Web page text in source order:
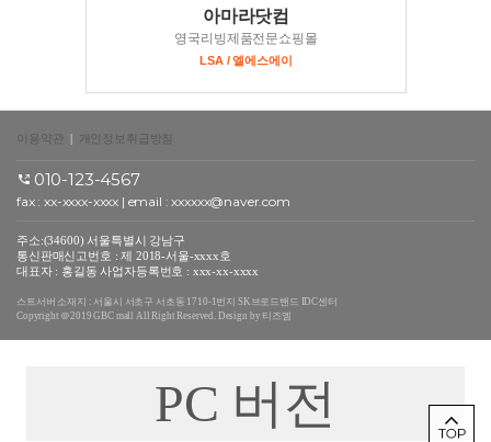
아마라닷컴
영국리빙제품전문쇼핑몰
LSA / 엘에스에이
이용약관 | 개인정보취급방침
010-123-4567
fax : xx-xxxx-xxxx | email : xxxxxx@naver.com
주소:(34600) 서울특별시 강남구
통신판매신고번호 : 제 2018-서울-xxxx호
대표자 : 홍길동 사업자등록번호 : xxx-xx-xxxx
스트서버 소재지 : 서울시 서초구 서초동 1710-1번지 SK브로드밴드 IDC센터
Copyright ＠2019 GBC mall All Right Reserved. Design by 티즈엠
PC 버전